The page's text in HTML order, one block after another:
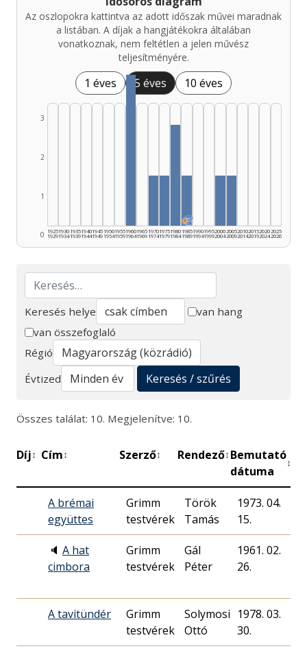
Az oszlopokra kattintva az adott időszak művei maradnak
a listában. A díjak a hangjátékokra általában
vonatkoznak, nem feltétlen a jelen művész
teljesítményére.
1 éves 5 éves 10 éves
0
1
2
3
1925
1929
1930
1934
1935
1939
1940
1944
1945
1949
1950
1954
1955
1959
1960
1964
1965
1969
1970
1974
1975
1979
1980
1984
🏆
★
1985
1989
1990
1994
1995
1999
2000
2004
2005
2009
2010
2014
2015
2019
2020
2024
2025
2026
Keresés
Keresés helye
van hang
van összefoglaló
Régió
Évtized
Keresés / szűrés
Összes találat: 10. Megjelenítve: 10.
Díj↕ Cím↕ Szerző↕ Rendező↕ Bemutató
dátuma
↕
A brémai
együttes
Grimm
testvérek
Török
Tamás
1973. 04.
15.
🔈 A hat
cimbora
Grimm
testvérek
Gál
Péter
1961. 02.
26.
A tavitündér
Grimm
testvérek
Solymosi
Ottó
1978. 03.
30.